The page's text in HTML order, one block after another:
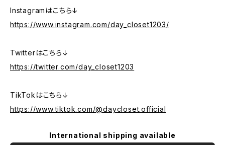
Instagramはこちら↓
https://www.instagram.com/day_closet1203/
Twitterはこちら↓
https://twitter.com/day_closet1203
TikTokはこちら↓
https://www.tiktok.com/@daycloset.official
International shipping available